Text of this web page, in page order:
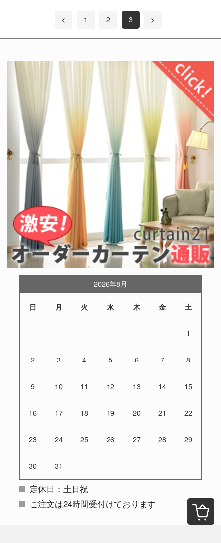
< 1 2 3 >
2026年8月
日 月 火 水 木 金 土
1
2 3 4 5 6 7 8
9 10 11 12 13 14 15
16 17 18 19 20 21 22
23 24 25 26 27 28 29
30 31
定休日：土日祝
ご注文は24時間受付けております